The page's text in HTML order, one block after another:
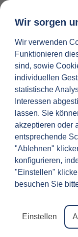
Ein
Florenz ist eine
Aufenthalts
wollen, was
was könnte ein
Wir sorgen
Wir verwenden
Funktionieren
sind, sowie
individuellen
statistische
Interessen
lassen. Sie
akzeptieren oder
entsprechende
"Ablehnen"
konfigurieren,
"Einstellen"
besuchen Sie
Einstellen